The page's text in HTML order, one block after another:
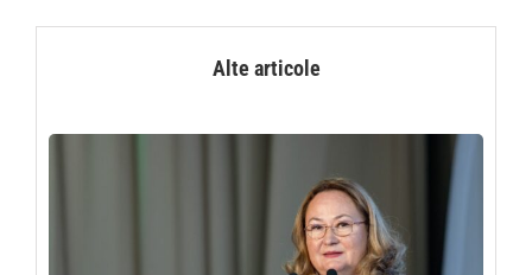
Alte articole